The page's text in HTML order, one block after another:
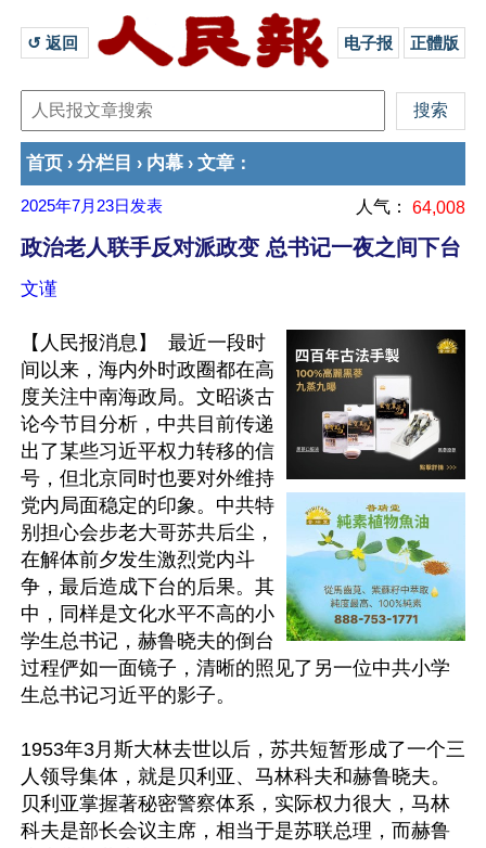
↺ 返回 电子报 正體版
首页 › 分栏目 › 内幕 › 文章 ：
2025年7月23日 发表 人气： 64,008
政治老人联手反对派政变 总书记一夜之间下台
文谨
【人民报消息】  最近一段时
间以来，海内外时政圈都在高
度关注中南海政局。文昭谈古
论今节目分析，中共目前传递
出了某些习近平权力转移的信
号，但北京同时也要对外维持
党内局面稳定的印象。中共特
别担心会步老大哥苏共后尘，
在解体前夕发生激烈党内斗
争，最后造成下台的后果。其
中，同样是文化水平不高的小
学生总书记，赫鲁晓夫的倒台
过程俨如一面镜子，清晰的照见了另一位中共小学
生总书记习近平的影子。
1953年3月斯大林去世以后，苏共短暂形成了一个三
人领导集体，就是贝利亚、马林科夫和赫鲁晓夫。
贝利亚掌握著秘密警察体系，实际权力很大，马林
科夫是部长会议主席，相当于是苏联总理，而赫鲁